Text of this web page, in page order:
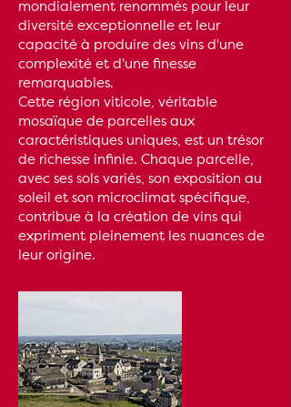
mondialement renommés pour leur
diversité exceptionnelle et leur
capacité à produire des vins d'une
complexité et d'une finesse
remarquables.
Cette région viticole, véritable
mosaïque de parcelles aux
caractéristiques uniques, est un trésor
de richesse infinie. Chaque parcelle,
avec ses sols variés, son exposition au
soleil et son microclimat spécifique,
contribue à la création de vins qui
expriment pleinement les nuances de
leur origine.